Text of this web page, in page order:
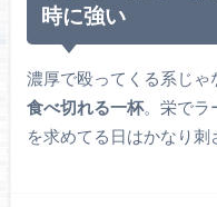
時に強い
濃厚で殴ってくる系じゃ
食べ切れる一杯。栄でラ
を求めてる日はかなり刺